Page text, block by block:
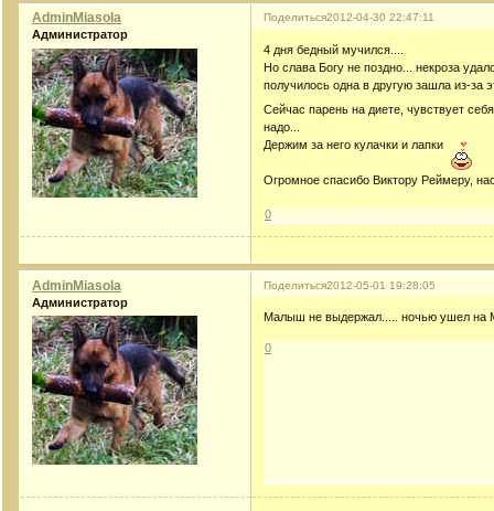
Поделиться2012-04-30 22:47:11
AdminMiasola
Администратор
4 дня бедный мучился....
Но слава Богу не поздно... некроза
получилось одна в другую зашла из-за
Сейчас парень на диете, чувствует
надо...
Держим за него кулачки и лапки
Огромное спасибо Виктору Реймеру,
0
Поделиться2012-05-01 19:28:05
AdminMiasola
Администратор
Малыш не выдержал..... ночью ушел на
0